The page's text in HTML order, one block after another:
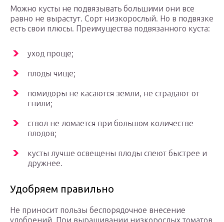
Можно кусты не подвязывать большими они все
равно не вырастут. Сорт низкорослый. Но в подвязке
есть свои плюсы. Преимущества подвязанного куста:
уход проще;
плоды чище;
помидоры не касаются земли, не страдают от
гнили;
ствол не ломается при большом количестве
плодов;
кусты лучше освещены плоды спеют быстрее и
дружнее.
Удобряем правильно
Не приносит пользы беспорядочное внесение
удобрений. При выращивании низкорослых томатов